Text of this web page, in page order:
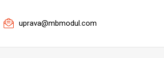
uprava@mbmodul.com